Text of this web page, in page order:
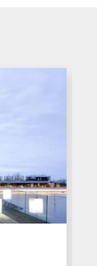
des Rokoko